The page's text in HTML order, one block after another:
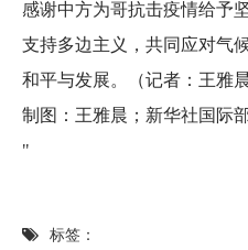
感谢中方为哥抗击疫情给予
支持多边主义，共同应对气
和平与发展。（记者：王雅
制图：王雅晨；新华社国际部
"
标签：